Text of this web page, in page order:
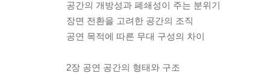
공간의 개방성과 폐쇄성이 주는 분위기
장면 전환을 고려한 공간의 조직
공연 목적에 따른 무대 구성의 차이
2장 공연 공간의 형태와 구조